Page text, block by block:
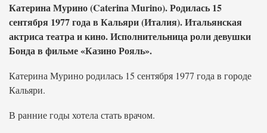
Катерина Мурино (Caterina Murino). Родилась 15
сентября 1977 года в Кальяри (Италия). Итальянская
актриса театра и кино. Исполнительница роли девушки
Бонда в фильме «Казино Рояль».
Катерина Мурино родилась 15 сентября 1977 года в городе
Кальяри.
В ранние годы хотела стать врачом.